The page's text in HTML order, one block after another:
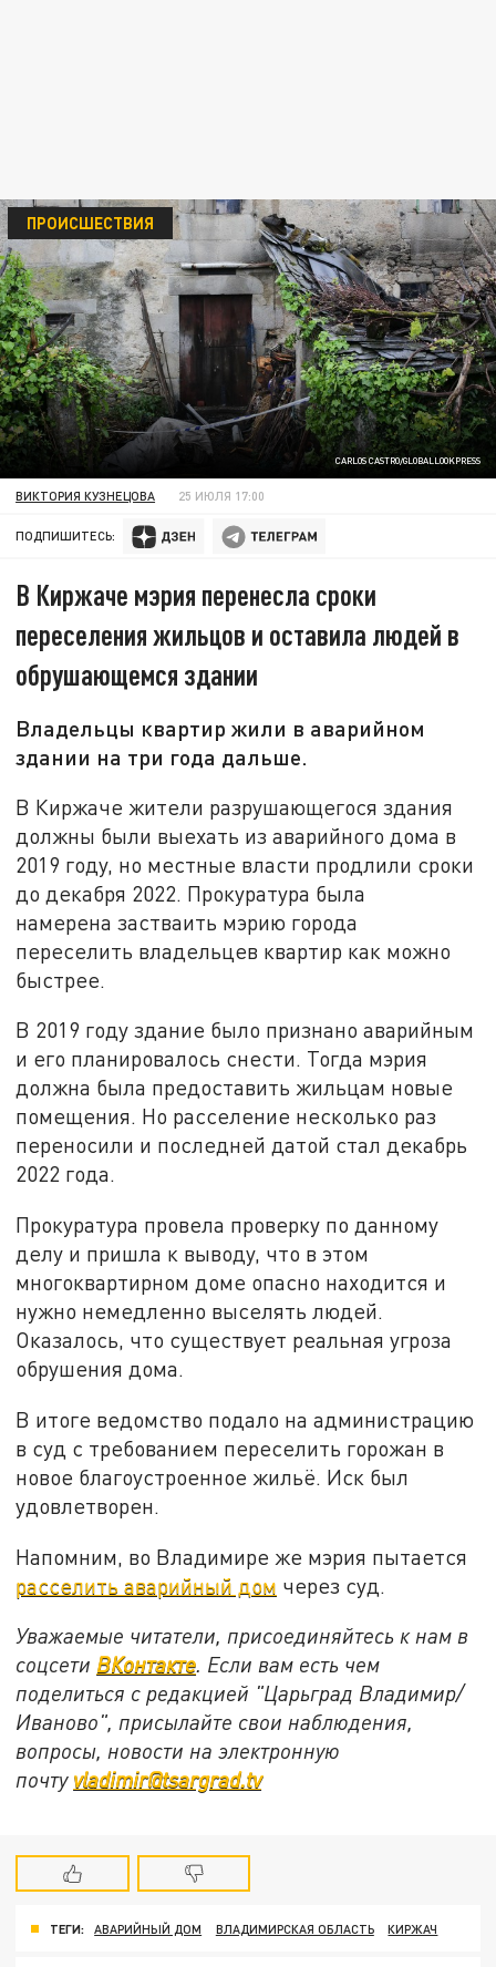
CARLOS CASTRO/GLOBALLOOKPRESS
ПРОИСШЕСТВИЯ
ВИКТОРИЯ КУЗНЕЦОВА 25 ИЮЛЯ 17:00
ПОДПИШИТЕСЬ:
В Киржаче мэрия перенесла сроки
переселения жильцов и оставила людей в
обрушающемся здании
Владельцы квартир жили в аварийном
здании на три года дальше.
В Киржаче жители разрушающегося здания
должны были выехать из аварийного дома в
2019 году, но местные власти продлили сроки
до декабря 2022. Прокуратура была
намерена застваить мэрию города
переселить владельцев квартир как можно
быстрее.
В 2019 году здание было признано аварийным
и его планировалось снести. Тогда мэрия
должна была предоставить жильцам новые
помещения. Но расселение несколько раз
переносили и последней датой стал декабрь
2022 года.
Прокуратура провела проверку по данному
делу и пришла к выводу, что в этом
многоквартирном доме опасно находится и
нужно немедленно выселять людей.
Оказалось, что существует реальная угроза
обрушения дома.
В итоге ведомство подало на администрацию
в суд с требованием переселить горожан в
новое благоустроенное жильё. Иск был
удовлетворен.
Напомним, во Владимире же мэрия пытается
расселить аварийный дом через суд.
Уважаемые читатели, присоединяйтесь к нам в
соцсети ВКонтакте. Если вам есть чем
поделиться с редакцией "Царьград Владимир/
Иваново", присылайте свои наблюдения,
вопросы, новости на электронную
почту vladimir@tsargrad.tv
ТЕГИ: АВАРИЙНЫЙ ДОМ ВЛАДИМИРСКАЯ ОБЛАСТЬ КИРЖАЧ